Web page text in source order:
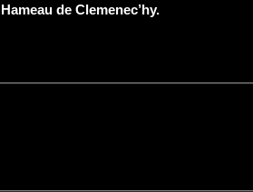
Hameau de Clemenec’hy.